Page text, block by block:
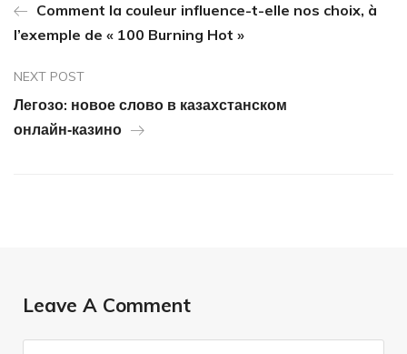
Comment la couleur influence-t-elle nos choix, à
l’exemple de « 100 Burning Hot »
NEXT POST
Легозо: новое слово в казахстанском
онлайн‑казино
Leave A Comment